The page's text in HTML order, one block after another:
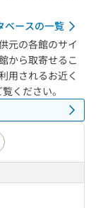
ベースの一覧
元の各館のサイ
から取寄せるこ
用されるお近く
ください。